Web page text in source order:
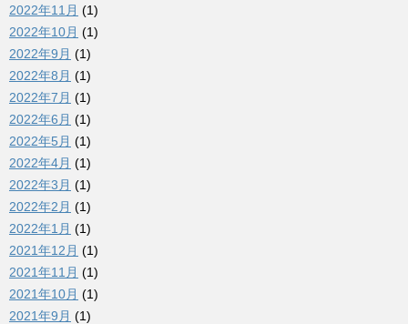
2022年11月 (1)
2022年10月 (1)
2022年9月 (1)
2022年8月 (1)
2022年7月 (1)
2022年6月 (1)
2022年5月 (1)
2022年4月 (1)
2022年3月 (1)
2022年2月 (1)
2022年1月 (1)
2021年12月 (1)
2021年11月 (1)
2021年10月 (1)
2021年9月 (1)